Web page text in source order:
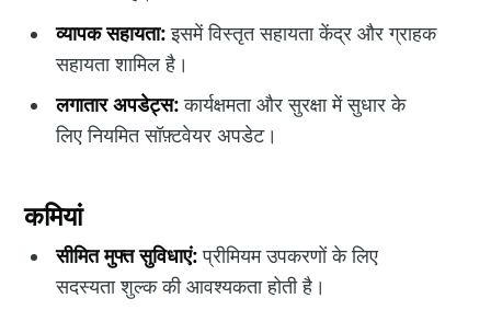
व्यापक सहायता:इसमें विस्तृत सहायता केंद्र और ग्राहक
सहायता शामिल है।
लगातार अपडेट्स:कार्यक्षमता और सुरक्षा में सुधार के
लिए नियमित सॉफ़्टवेयर अपडेट।
कमियां
सीमित मुफ्त सुविधाएं:प्रीमियम उपकरणों के लिए
सदस्यता शुल्क की आवश्यकता होती है।